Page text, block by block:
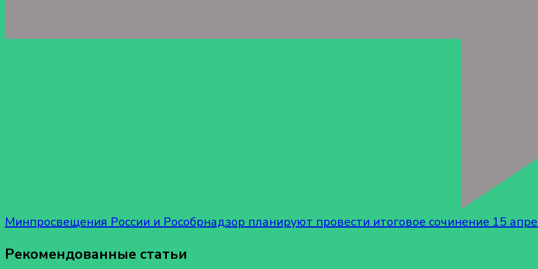
Минпросвещения России и Рособрнадзор планируют провести итоговое сочинение 15
Рекомендованные статьи